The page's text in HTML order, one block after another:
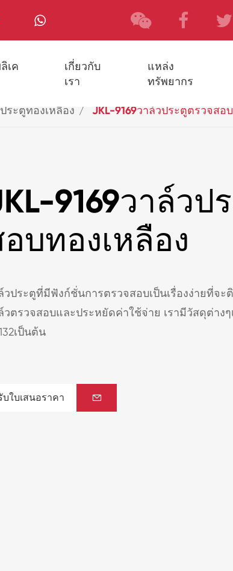
เค
เกี่ยวกับ
เรา
แหล่ง
ทรัพยากร
ระตูทองเหลือง JKL-9169วาล์วประตูตรวจสอ
9169วาล์วป
บทองเหลือง
วประตูที่มีฟังก์ชั่นการตรวจสอบเป็นเรื่องง่ายที่จ
วตรวจสอบและประหยัดค่าใช้จ่าย เรามีวัสดุต่างๆ
เป็นต้น
บใบเสนอราคา 